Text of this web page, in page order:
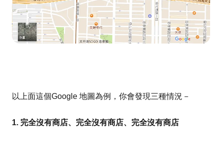
以上面這個Google 地圖為例，你會發現三種情況－
1. 完全沒有商店、完全沒有商店、完全沒有商店